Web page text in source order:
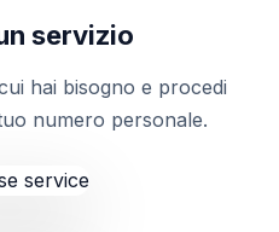
servizio
hai bisogno e procedi
numero personale.